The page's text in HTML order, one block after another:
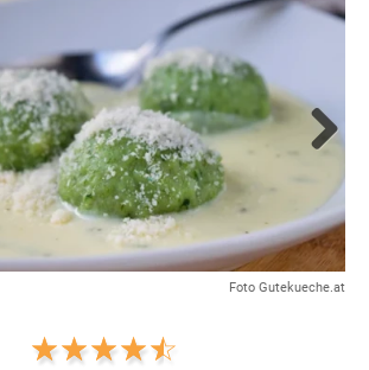
Foto Gutekueche.at